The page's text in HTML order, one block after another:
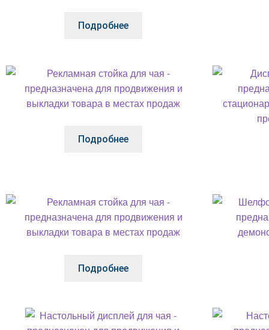
Подробнее
Подробнее
Подробнее